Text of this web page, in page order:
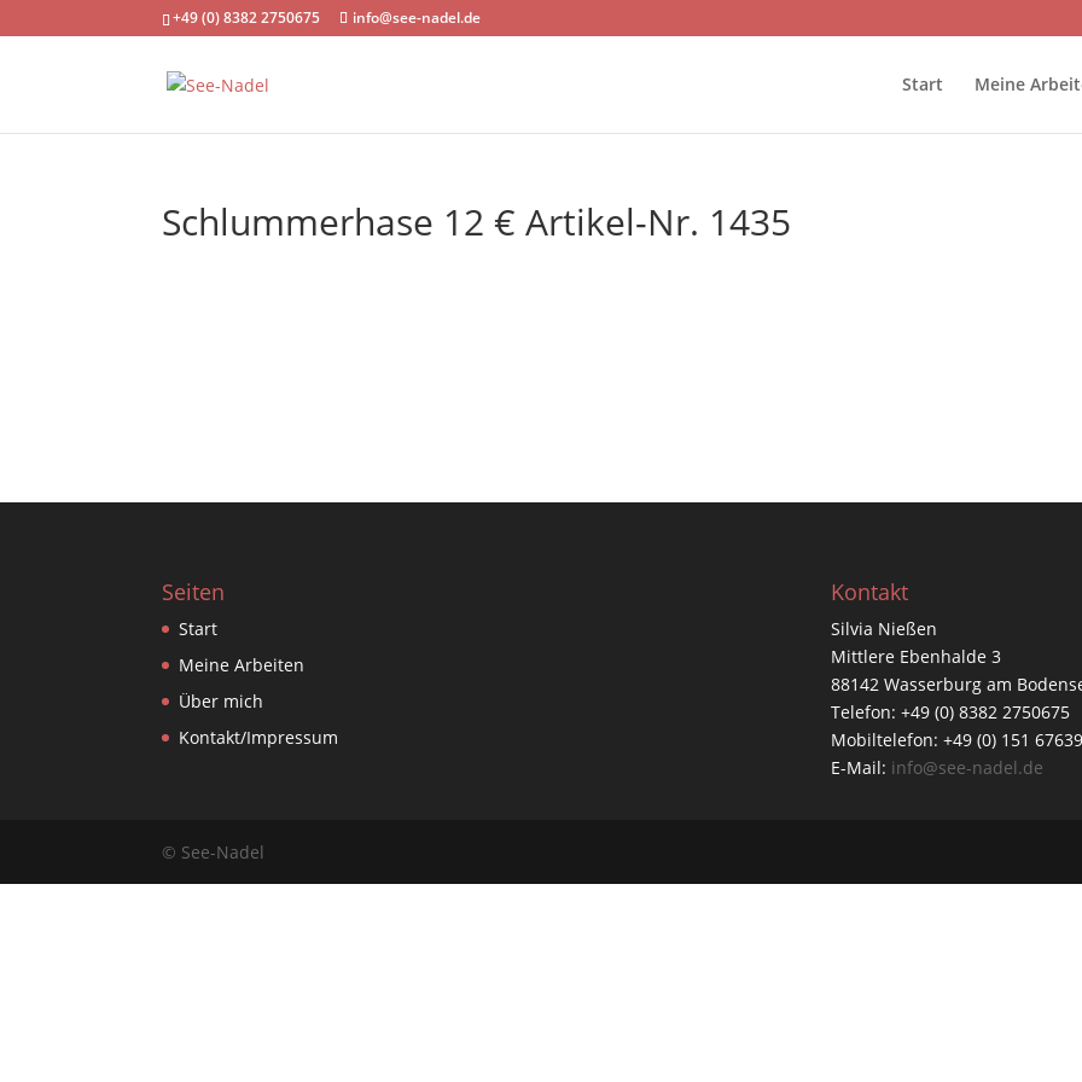
+49 (0) 8382 2750675 info@see-nadel.de
Start Meine
Schlummerhase 12 € Artikel-Nr. 1435
Seiten
Start
Meine Arbeiten
Über mich
Kontakt/Impressum
Kontakt
Silvia Nießen
Mittlere Ebenhalde 3
88142 Wasserburg am
Telefon: +49 (0) 8382 2750675
Mobiltelefon: +49 (0) 151
E-Mail: info@see-nadel.de
© See-Nadel